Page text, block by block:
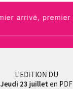
L'EDITION DU
Jeudi 23 juillet en PDF